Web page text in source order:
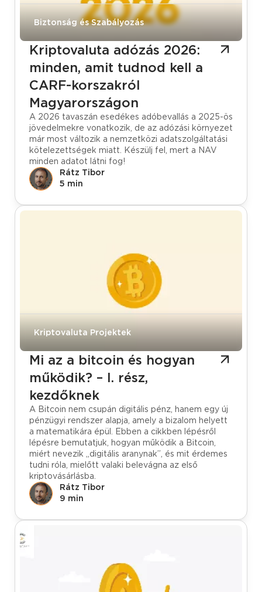
Biztonság és Szabályozás
Kriptovaluta adózás 2026:
minden, amit tudnod kell a
CARF-korszakról
Magyarországon
A 2026 tavaszán esedékes adóbevallás a 2025-ös
jövedelmekre vonatkozik, de az adózási környezet
már most változik a nemzetközi adatszolgáltatási
kötelezettségek miatt. Készülj fel, mert a NAV
minden adatot látni fog!
Rátz Tibor
5 min
Kriptovaluta Projektek
Mi az a bitcoin és hogyan
működik? – I. rész,
kezdőknek
A Bitcoin nem csupán digitális pénz, hanem egy új
pénzügyi rendszer alapja, amely a bizalom helyett
a matematikára épül. Ebben a cikkben lépésről
lépésre bemutatjuk, hogyan működik a Bitcoin,
miért nevezik „digitális aranynak”, és mit érdemes
tudni róla, mielőtt valaki belevágna az első
kriptovásárlásba.
Rátz Tibor
9 min